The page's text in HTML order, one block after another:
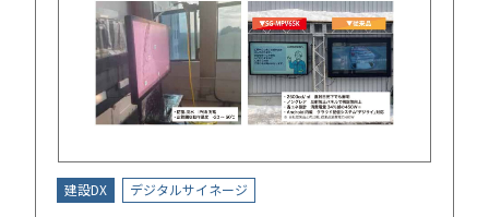
建設DX デジタルサイネージ